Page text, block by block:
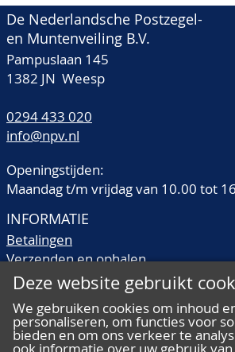
De Nederlandsche Postzegel-
en Muntenveiling B.V.
Pampuslaan 145
1382 JN Weesp
0294 433 020
info@npv.nl
Openingstijden:
Maandag t/m vrijdag van 10.00 tot
INFORMATIE
Betalingen
Verzenden en ophalen
Veilingtermen
Kwaliteitsomschrijvingen
Veelgestelde vragen
Deze website gebruikt
We gebruiken cookies om inhoud
personaliseren, om functies voor
bieden en om ons verkeer te